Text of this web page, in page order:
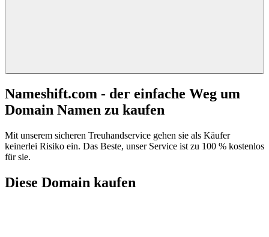
Nameshift.com - der einfache Weg um
Domain Namen zu kaufen
Mit unserem sicheren Treuhandservice gehen sie als Käufer
keinerlei Risiko ein. Das Beste, unser Service ist zu 100 % kostenlos
für sie.
Diese Domain kaufen